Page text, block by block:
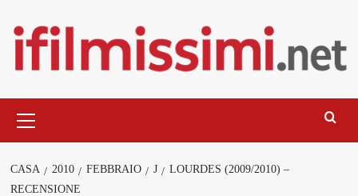
contenuto
principale
CASA 2010 FEBBRAIO J
LOURDES (2009/2010) –
RECENSIONE